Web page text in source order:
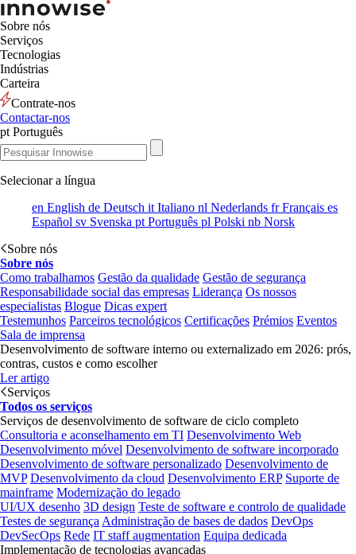
Sobre nós
Serviços
Tecnologias
Indústrias
Carteira
Contrate-nos
Contactar-nos
pt Português
Selecionar a língua
en English de Deutsch it Italiano nl Nederlands frFrançais es
Español sv Svenska pt Português pl Polski nb Norsk
Sobre nós
Sobre nós
Como trabalhamos Gestão da qualidade Gestão de segurança
Responsabilidade social das empresas Liderança Os nossos
especialistas Blogue Dicas expert
Testemunhos Parceiros tecnológicos Certificações Prémios Eventos
Sala de imprensa
Desenvolvimento de software interno ou externalizado em 2026: prós,
contras, custos e como escolher
Ler artigo
Serviços
Todos os serviços
Serviços de desenvolvimento de software de ciclo completo
Consultoria e aconselhamento em TI Desenvolvimento Web
Desenvolvimento móvel Desenvolvimento de software incorporado
Desenvolvimento de software personalizado Desenvolvimento de
MVP Desenvolvimento da cloud Desenvolvimento ERP Suporte de
mainframe Modernização do legado
UI/UX desenho 3D design Teste de software e controlo de qualidade
Testes de segurança Administração de bases de dados DevOps
DevSecOps Rede IT staff augmentation Equipa dedicada
Implementação de tecnologias avançadas